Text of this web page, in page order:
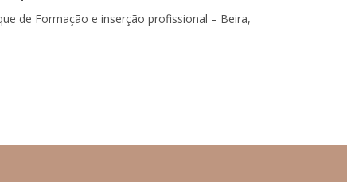
de Formação e inserção profissional – Beira,